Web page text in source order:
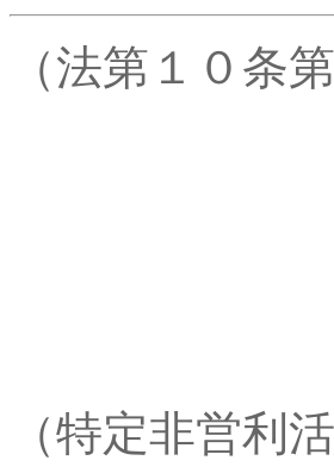
（法第１０条
（特定非営利